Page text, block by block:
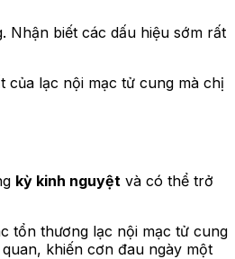
Nhận biết các dấu hiệu sớm rất
của lạc nội mạc tử cung mà chị
kỳ kinh nguyệt và có thể trở
tổn thương lạc nội mạc tử cung
khiến cơn đau ngày một